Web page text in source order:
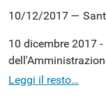
10/12/2017 —
10 dicembre 2017
Leggi il resto…